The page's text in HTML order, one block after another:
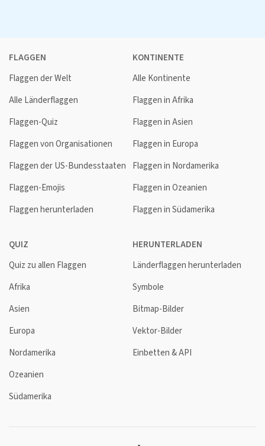
FLAGGEN
Flaggen der Welt
Alle Länderflaggen
Flaggen-Quiz
Flaggen von Organisationen
Flaggen der US-Bundesstaaten
Flaggen-Emojis
Flaggen herunterladen
KONTINENTE
Alle Kontinente
Flaggen in Afrika
Flaggen in Asien
Flaggen in Europa
Flaggen in Nordamerika
Flaggen in Ozeanien
Flaggen in Südamerika
QUIZ
Quiz zu allen Flaggen
Afrika
Asien
Europa
Nordamerika
Ozeanien
Südamerika
HERUNTERLADEN
Länderflaggen herunterladen
Symbole
Bitmap-Bilder
Vektor-Bilder
Einbetten & API